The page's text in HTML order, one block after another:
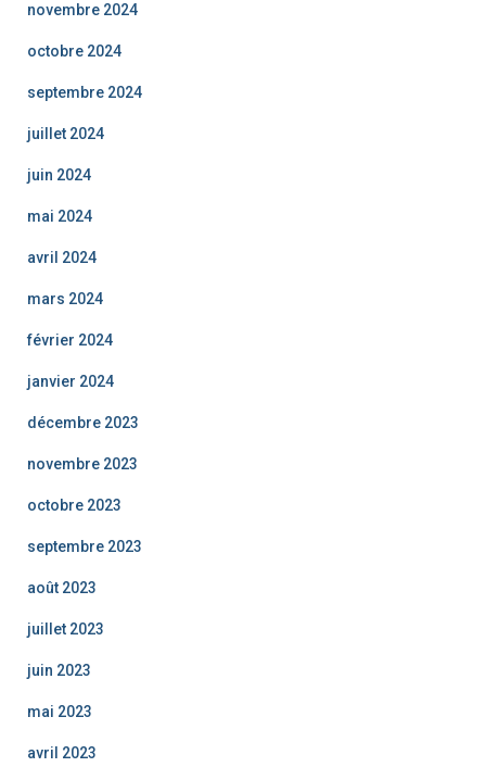
novembre 2024
octobre 2024
septembre 2024
juillet 2024
juin 2024
mai 2024
avril 2024
mars 2024
février 2024
janvier 2024
décembre 2023
novembre 2023
octobre 2023
septembre 2023
août 2023
juillet 2023
juin 2023
mai 2023
avril 2023